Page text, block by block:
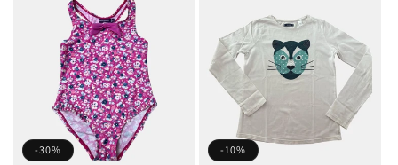
-30% -10%